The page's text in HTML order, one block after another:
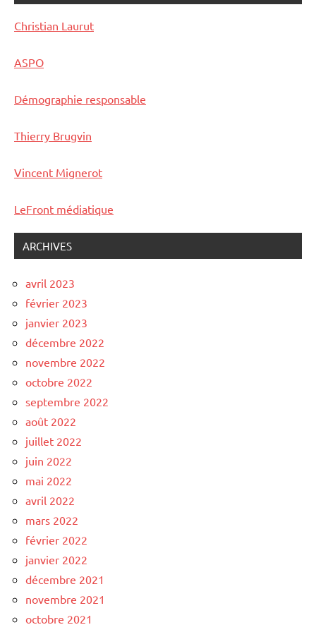
Christian Laurut
ASPO
Démographie responsable
Thierry Brugvin
Vincent Mignerot
LeFront médiatique
ARCHIVES
avril 2023
février 2023
janvier 2023
décembre 2022
novembre 2022
octobre 2022
septembre 2022
août 2022
juillet 2022
juin 2022
mai 2022
avril 2022
mars 2022
février 2022
janvier 2022
décembre 2021
novembre 2021
octobre 2021